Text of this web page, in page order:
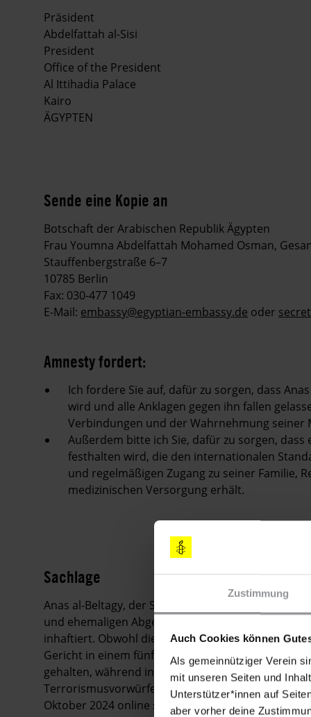
Zustimmung
Auch Cookies können
Als gemeinnütziger Verein
mit unseren Seiten und
Unterstützer*innen auf
aber vorher deine
Präsident
Abdelfattah al-Sisi
President
Office of the President
Al Ittihadia Palace
Kairo
ÄGYPTEN
Sende eine Kopie an
Botschaft der Arabischen Republik Ägypten
Frau Youmna Abdelfattah Mohamed Osman,
Stauffenbergstraße 6–7
10785 Berlin
Fax: 030-477 1049
E-Mail: embassy@egyptian-embassy.de oder
Amnesty fordert:
Ich fordere Sie auf, dafür zu sorgen, dass
wird und alle Anklagen gegen ihn fallen
Verbindungen und der Wahrnehmung seiner
Außerdem bitte ich Sie, dafür zu sorgen,
festhalten wird, die den internationalen
und regelmäßigen Zugang zu seiner Familie,
medizinischen Versorgung erhält.
Sachlage
Anas al-Beltagy, der Sohn von Mohamed al-
und ehemaligen Abgeordneten, ist wegen dieser
inhaftiert. Obwohl die Gerichte ihn in vier Fällen
Gericht in einem fünften Verfahren seine
gehalten, während in einem separaten sechsten
Terrorismusvorwürfe gegen ihn ermittelt wird. Die
Oktober 2024 online statt. Ein Richter verlängerte